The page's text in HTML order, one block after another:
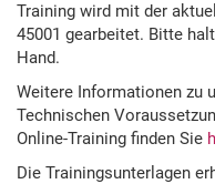
Training wird mit der
45001 gearbeitet. Bitte
Hand.
Weitere Informationen zu
Technischen
Online-Training finden Sie
Die Trainingsunterlagen